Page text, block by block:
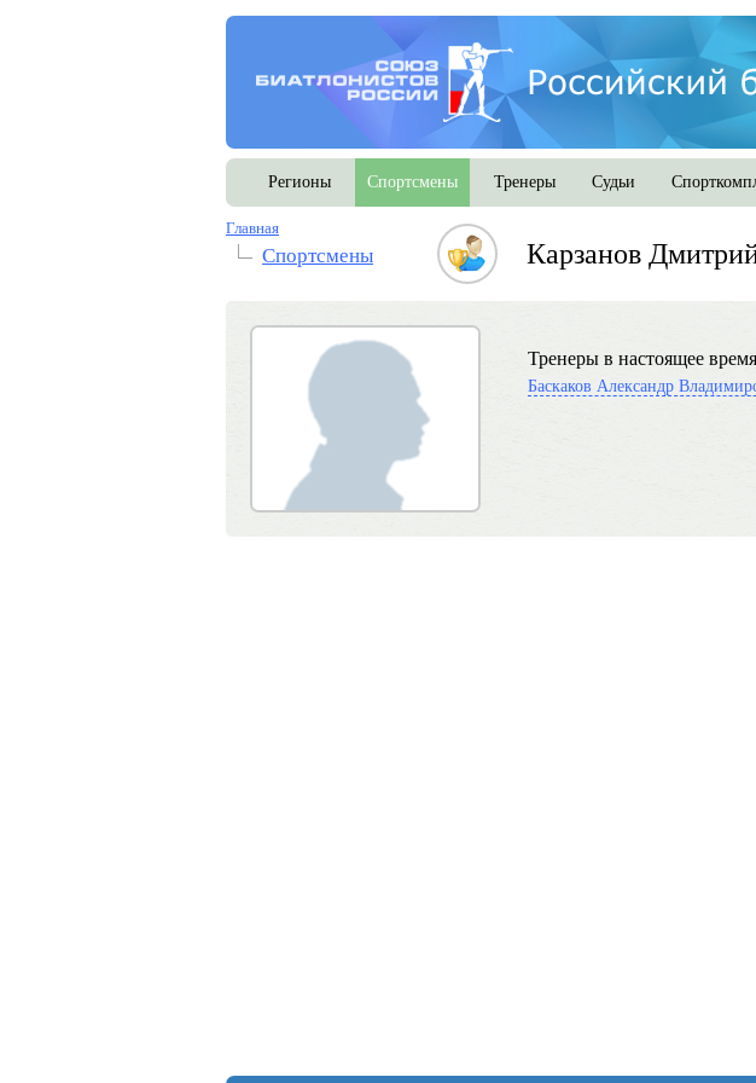
Регионы Спортсмены Тренеры Судьи
Главная
Спортсмены Карзанов
Тренеры в настоящее
Баскаков Александр